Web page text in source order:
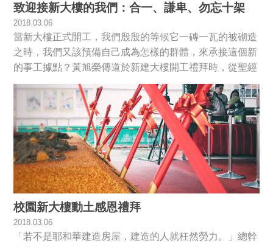
致迎接新大樓的我們：合一、謙卑、勿忘十架
2018.03.06
當新大樓正式開工，我們殷殷的等候它一磚一瓦的被砌造
之時，我們又該預備自己成為怎樣的群體，來承接這個新
的事工據點？黃旭榮傳道於新建大樓開工禮拜時，從聖經
中的建造勉勵我們預備自己，成為合神心意的信仰與事奉
群體。
校園新大樓動土感恩禮拜
2018.03.06
「若不是耶和華建造房屋，建造的人就枉然勞力。」總幹